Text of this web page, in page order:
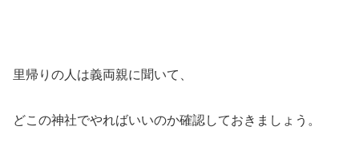
里帰りの人は義両親に聞いて、
どこの神社でやればいいのか確認しておきましょう。